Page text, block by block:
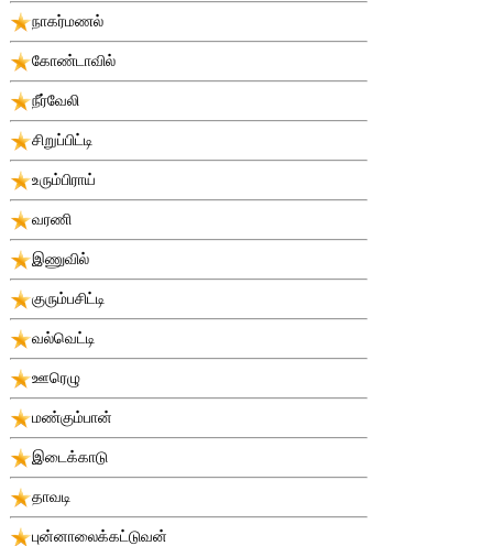
நாகர்மணல்
கோண்டாவில்
நீர்வேலி
சிறுப்பிட்டி
உரும்பிராய்
வரணி
இணுவில்
குரும்பசிட்டி
வல்வெட்டி
ஊரெழு
மண்கும்பான்
இடைக்காடு
தாவடி
புன்னாலைக்கட்டுவன்